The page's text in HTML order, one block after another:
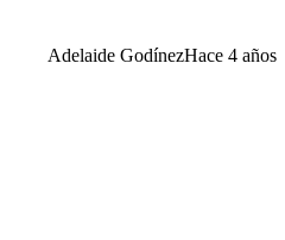
Adelaide GodínezHace 4 años